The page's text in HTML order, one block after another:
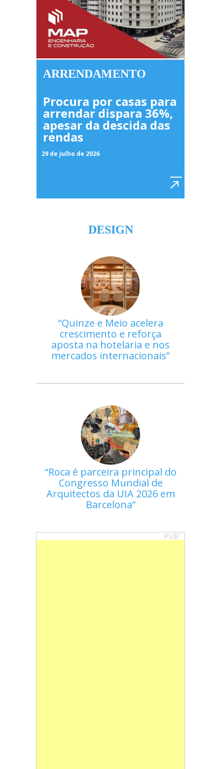
ARRENDAMENTO
Procura por casas para
arrendar dispara 36%,
apesar da descida das
rendas
29 de julho de 2026
DESIGN
Quinze e Meio acelera
crescimento e reforça
aposta na hotelaria e nos
mercados internacionais
Roca é parceira principal do
Congresso Mundial de
Arquitectos da UIA 2026 em
Barcelona
PUB